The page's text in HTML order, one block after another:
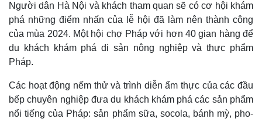
Người dân Hà Nội và khách tham quan sẽ có cơ hội khám
phá những điểm nhấn của lễ hội đã làm nên thành công
của mùa 2024. Một hội chợ Pháp với hơn 40 gian hàng để
du khách khám phá di sản nông nghiệp và thực phẩm
Pháp.
Các hoạt động nếm thử và trình diễn ẩm thực của các đầu
bếp chuyên nghiệp đưa du khách khám phá các sản phẩm
nổi tiếng của Pháp: sản phẩm sữa, socola, bánh mỳ, pho-